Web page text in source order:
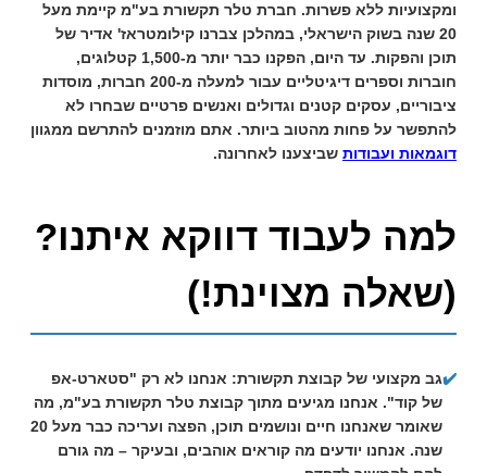
ומקצועיות ללא פשרות. חברת טלר תקשורת בע"מ קיימת מעל
20 שנה בשוק הישראלי, במהלכן צברנו קילומטראז' אדיר של
תוכן והפקות. עד היום, הפקנו כבר יותר מ-1,500 קטלוגים,
חוברות וספרים דיגיטליים עבור למעלה מ-200 חברות, מוסדות
ציבוריים, עסקים קטנים וגדולים ואנשים פרטיים שבחרו לא
להתפשר על פחות מהטוב ביותר. אתם מוזמנים להתרשם ממגוון
דוגמאות ועבודות שביצענו לאחרונה.
למה לעבוד דווקא איתנו?
(שאלה מצוינת!)
✔️גב מקצועי של קבוצת תקשורת: אנחנו לא רק "סטארט-אפ
של קוד". אנחנו מגיעים מתוך קבוצת טלר תקשורת בע"מ, מה
שאומר שאנחנו חיים ונושמים תוכן, הפצה ועריכה כבר מעל 20
שנה. אנחנו יודעים מה קוראים אוהבים, ובעיקר – מה גורם